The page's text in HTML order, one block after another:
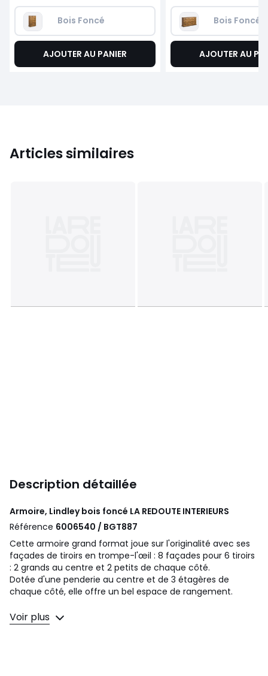
Bois Foncé
AJOUTER AU PANIER
Bois Foncé
AJOUTER AU
Articles similaires
Description détaillée
Armoire, Lindley bois foncé LA REDOUTE INTERIEURS
Référence 6006540 / BGT887
Cette armoire grand format joue sur l'originalité avec ses
façades de tiroirs en trompe-l'œil : 8 façades pour 6 tiroirs
: 2 grands au centre et 2 petits de chaque côté.
Dotée d'une penderie au centre et de 3 étagères de
chaque côté, elle offre un bel espace de rangement.
Description
• Au centre : 2 portes avec penderie + 2 larges tiroirs dans
Voir plus